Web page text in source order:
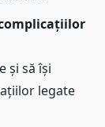
și să își
legate